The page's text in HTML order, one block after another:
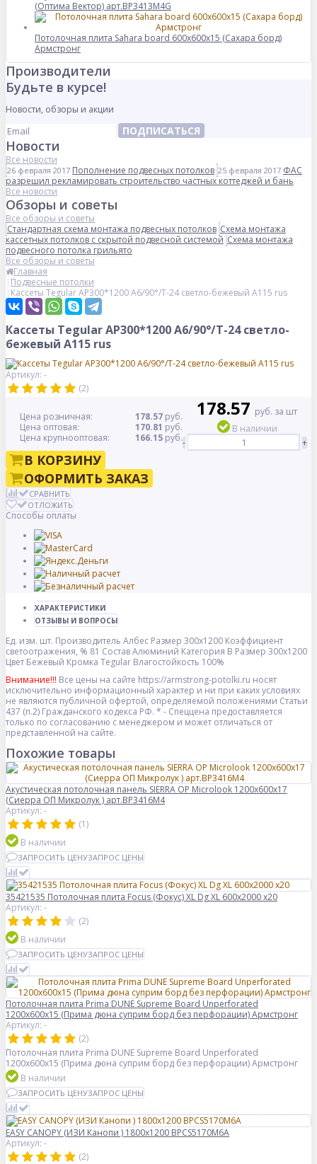
(Оптима Вектор) арт.BP3413M4G
Потолочная плита Sahara board 600x600x15 (Сахара борд)
Армстронг
Производители
Будьте в курсе!
Новости, обзоры и акции
ПОДПИСАТЬСЯ
Новости
Все новости
26 февраля 2017 Пополнение подвесных потолков 25 февраля 2017 ФАС
разрешил рекламировать строительство частных коттеджей и бань
Все новости
Обзоры и советы
Все обзоры и советы
Стандартная схема монтажа подвесных потолков Схема монтажа
кассетных потолков с скрытой подвесной системой Схема монтажа
подвесного потолка грильято
Все обзоры и советы
Главная
Подвесные потолки
Кассеты Tegular AP300*1200 A6/90°/Т-24 светло-бежевый А115 rus
Кассеты Tegular AP300*1200 A6/90°/Т-24 светло-
бежевый А115 rus
Артикул: -
(2)
Цена розничная: 178.57 руб.
Цена оптовая:
170.81 руб.
Цена крупнооптовая:
166.15 руб.
178.57 руб. за шт
В наличии
-
+
В КОРЗИНУ
ОФОРМИТЬ ЗАКАЗ
СРАВНИТЬ
ОТЛОЖИТЬ
Способы оплаты
ХАРАКТЕРИСТИКИ
ОТЗЫВЫ И ВОПРОСЫ
Ед. изм. шт. Производитель Албес Размер 300x1200 Коэффициент
светоотражения, % 81 СоставАлюминий Категория B Размер 300x1200
Цвет Бежевый Кромка Tegular Влагостойкость 100%
Внимание!!! Все цены на сайте https://armstrong-potolki.ru носят
исключительно информационный характер и ни при каких условиях
не являются публичной офертой, определяемой положениями Статьи
437 (п.2) Гражданского кодекса РФ. * - Спеццена предоставляется
только по согласованию с менеджером и может отличаться от
представленной на сайте.
Похожие товары
Акустическая потолочная панель SIERRA OP Microlook 1200x600x17
(Сиерра ОП Микролук ) арт.BP3416M4
Артикул: -
(1)
В наличии
ЗАПРОСИТЬ ЦЕНУЗАПРОС ЦЕНЫ
35421535 Потолочная плита Focus (Фокус) XL Dg XL 600x2000 x20
Артикул: -
(2)
В наличии
ЗАПРОСИТЬ ЦЕНУЗАПРОС ЦЕНЫ
Потолочная плита Prima DUNE Supreme Board Unperforated
1200x600x15 (Прима дюна суприм борд без перфорации) Армстронг
Артикул: -
(2)
Потолочная плита Prima DUNE Supreme Board Unperforated
1200x600x15 (Прима дюна суприм борд без перфорации) Армстронг
В наличии
ЗАПРОСИТЬ ЦЕНУЗАПРОС ЦЕНЫ
EASY CANOPY (ИЗИ Канопи ) 1800x1200 BPCS5170M6A
Артикул: -
(2)